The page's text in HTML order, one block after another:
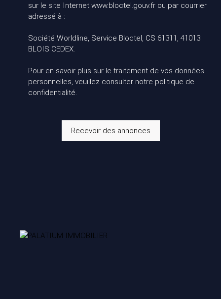
sur le site Internet www.bloctel.gouv.fr ou par courrier
adressé à :
Société Worldline, Service Bloctel, CS 61311, 41013
BLOIS CEDEX.
Pour en savoir plus sur le traitement de vos données
personnelles, veuillez consulter notre politique de
confidentialité.
Recevoir des annonces